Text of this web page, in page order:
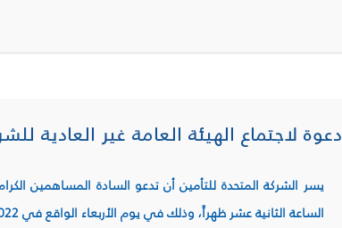
دعوة لاجتماع الهيئة العامة غير العادية
يسر الشركة المتحدة للتأمين أن تدعو السادة المساهمين
الساعة الثانية عشر ظهراً، وذلك في يوم الأربعاء الواقع في 27/04/2022 في فندق داماروز في دمشق – قاعة سطح دمشق